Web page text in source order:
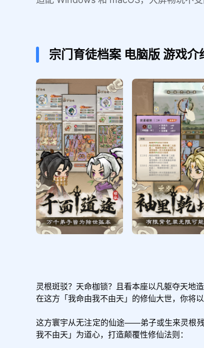
宗门育徒档案 电脑版 游戏介
灵根斑驳？天命枷锁？且看本座以凡躯夺天地造
在这方「我命由我不由天」的修仙大世，你将
这方寰宇从无注定的仙途——弟子或生来灵根
我不由天」为道心，打造颠覆性修仙法则：